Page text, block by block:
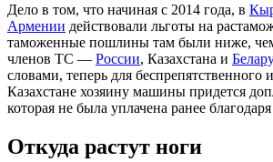
Дело в том, что начиная с 2014 года, в
Армении действовали льготы на
таможенные пошлины там были ниже,
членов ТС — России, Казахстана и
словами, теперь для беспрепятственного
Казахстане хозяину машины придется
которая не была уплачена ранее
Откуда растут ноги